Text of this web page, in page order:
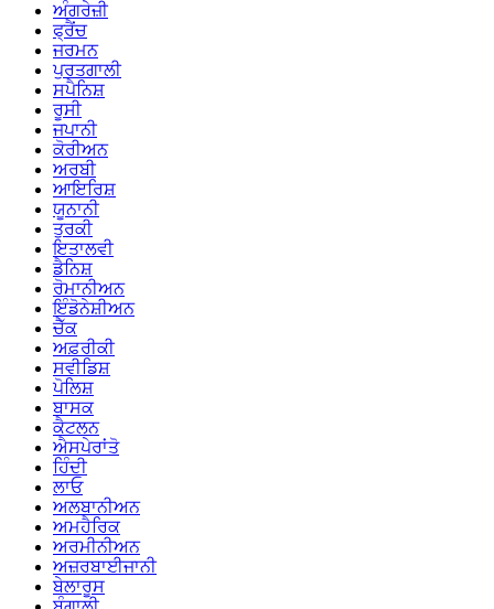
ਅੰਗਰੇਜ਼ੀ
ਫ੍ਰੈਂਚ
ਜਰਮਨ
ਪੁਰਤਗਾਲੀ
ਸਪੈਨਿਸ਼
ਰੂਸੀ
ਜਪਾਨੀ
ਕੋਰੀਅਨ
ਅਰਬੀ
ਆਇਰਿਸ਼
ਯੂਨਾਨੀ
ਤੁਰਕੀ
ਇਤਾਲਵੀ
ਡੈਨਿਸ਼
ਰੋਮਾਨੀਅਨ
ਇੰਡੋਨੇਸ਼ੀਅਨ
ਚੈੱਕ
ਅਫ਼ਰੀਕੀ
ਸਵੀਡਿਸ਼
ਪੋਲਿਸ਼
ਬਾਸਕ
ਕੈਟਲਨ
ਐਸਪੇਰਾਂਤੋ
ਹਿੰਦੀ
ਲਾਓ
ਅਲਬਾਨੀਅਨ
ਅਮਹੈਰਿਕ
ਅਰਮੀਨੀਅਨ
ਅਜ਼ਰਬਾਈਜਾਨੀ
ਬੇਲਾਰੂਸ